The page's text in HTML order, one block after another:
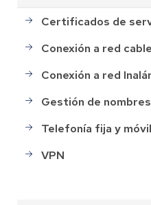
Certificados de
Conexión a red
Conexión a red
Gestión de
Telefonía fija y móvil
VPN